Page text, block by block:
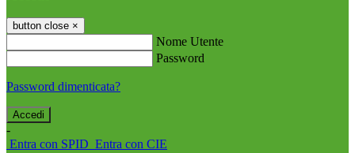
button close ×
Nome Utente
Password
Password dimenticata?
-
Entra con SPID Entra con CIE